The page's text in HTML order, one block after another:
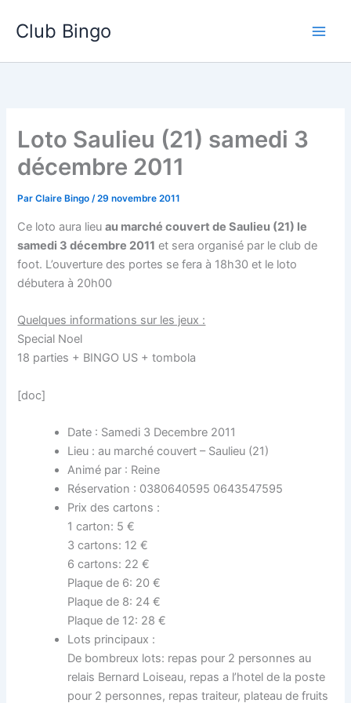
Club Bingo
Loto Saulieu (21) samedi 3
décembre 2011
ParClaire Bingo/29 novembre 2011
Ce loto aura lieuau marché couvert de Saulieu (21) le
samedi 3 décembre 2011 et sera organisé par le club de
foot. L’ouverture des portes se fera à 18h30 et le loto
débutera à 20h00
Quelques informations sur les jeux :
Special Noel
18 parties + BINGO US + tombola
[doc]
Date : Samedi 3 Decembre 2011
Lieu : au marché couvert – Saulieu (21)
Animé par : Reine
Réservation : 0380640595 0643547595
Prix des cartons :
1 carton: 5 €
3 cartons: 12 €
6 cartons: 22 €
Plaque de 6: 20 €
Plaque de 8: 24 €
Plaque de 12: 28 €
Lots principaux :
De bombreux lots: repas pour 2 personnes au
relais Bernard Loiseau, repas a l’hotel de la poste
pour 2 personnes, repas traiteur, plateau de fruits